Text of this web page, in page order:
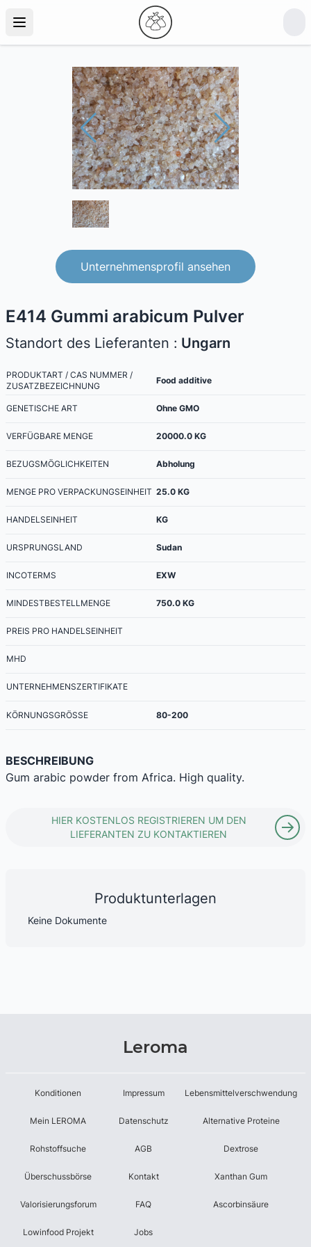
Unternehmensprofil ansehen
E414 Gummi arabicum Pulver
Standort des Lieferanten : Ungarn
PRODUKTART / CAS NUMMER /
ZUSATZBEZEICHNUNG
Food additive
GENETISCHE ART Ohne GMO
VERFÜGBARE MENGE 20000.0 KG
BEZUGSMÖGLICHKEITEN Abholung
MENGE PRO VERPACKUNGSEINHEIT 25.0 KG
HANDELSEINHEIT KG
URSPRUNGSLAND Sudan
INCOTERMS EXW
MINDESTBESTELLMENGE 750.0 KG
PREIS PRO HANDELSEINHEIT
MHD
UNTERNEHMENSZERTIFIKATE
KÖRNUNGSGRÖSSE 80-200
BESCHREIBUNG
Gum arabic powder from Africa. High quality.
HIER KOSTENLOS REGISTRIEREN UM DEN
LIEFERANTEN ZU KONTAKTIEREN
Produktunterlagen
Keine Dokumente
Leroma
Konditionen
Mein LEROMA
Rohstoffsuche
Überschussbörse
Valorisierungsforum
Lowinfood Projekt
Impressum
Datenschutz
AGB
Kontakt
FAQ
Jobs
Lebensmittelverschwendung
Alternative Proteine
Dextrose
Xanthan Gum
Ascorbinsäure